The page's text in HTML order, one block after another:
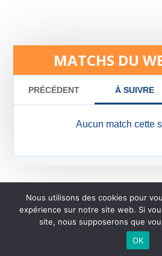
MATCHS DU
©2026 - AL Caluire Basket |
CONTACTEZ-NOUS |
Nous utilisons des cookies pour
expérience sur notre site web. Si
site, nous supposerons que
OK